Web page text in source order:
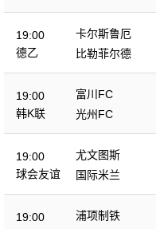
19:00
德乙
卡尔斯鲁厄
比勒菲尔德
19:00
韩K联
富川FC
光州FC
19:00
球会友谊
尤文图斯
国际米兰
19:00
浦项制铁